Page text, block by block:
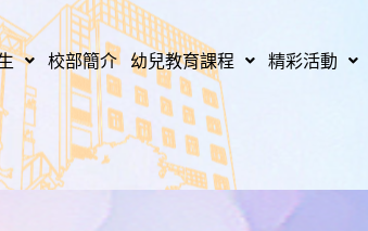
校部簡介 幼兒教育課程 精彩活動